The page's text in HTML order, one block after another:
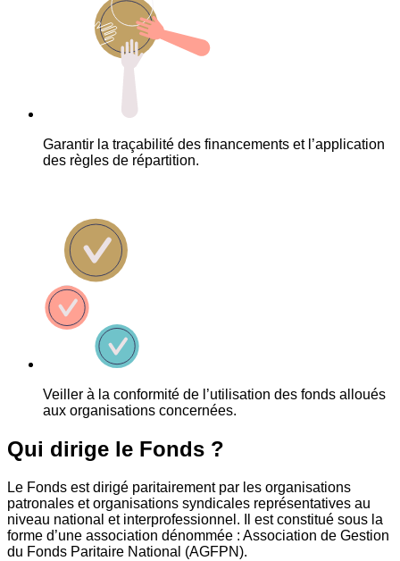
Garantir la traçabilité des financements et l’application
des règles de répartition.
Veiller à la conformité de l’utilisation des fonds alloués
aux organisations concernées.
Qui dirige le Fonds ?
Le Fonds est dirigé paritairement par les organisations
patronales et organisations syndicales représentatives au
niveau national et interprofessionnel. Il est constitué sous la
forme d’une association dénommée : Association de Gestion
du Fonds Paritaire National (AGFPN).